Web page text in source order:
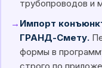
трубопроводов и
→ Импорт
ГРАНД-Смету.
формы в